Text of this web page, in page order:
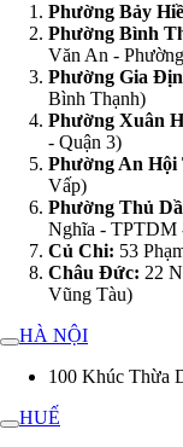
Phường Bảy
Phường Bình
Văn An -
Phường Gia
Bình Thạnh)
Phường Xuân
- Quận 3)
Phường An Hội
Vấp)
Phường Thủ
Nghĩa - TPTDM
Củ Chi: 53
Châu Đức: 22
Vũng Tàu)
HÀ NỘI
100 Khúc Thừa
HUẾ